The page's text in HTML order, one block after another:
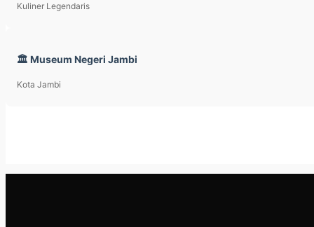
Kuliner Legendaris
🏛️ Museum Negeri Jambi
Kota Jambi